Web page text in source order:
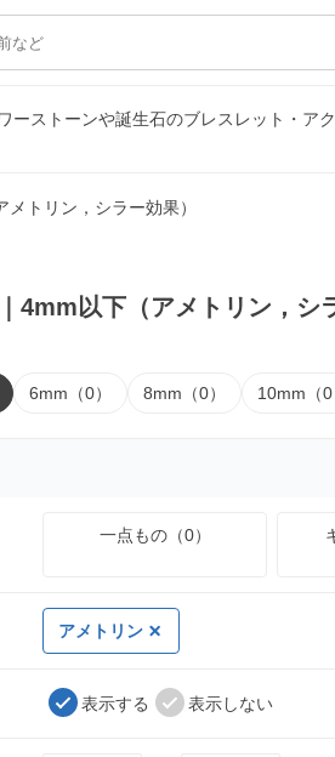
ーストーンや誕生石のブレスレット・ア
メトリン，シラー効果）
4mm以下（アメトリン，シ
6mm（0） 8mm（0） 10mm（0
一点もの（0）
アメトリン
表示する 表示しない